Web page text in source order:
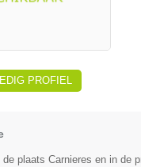
PROFIEL
plaats Carnieres en in de